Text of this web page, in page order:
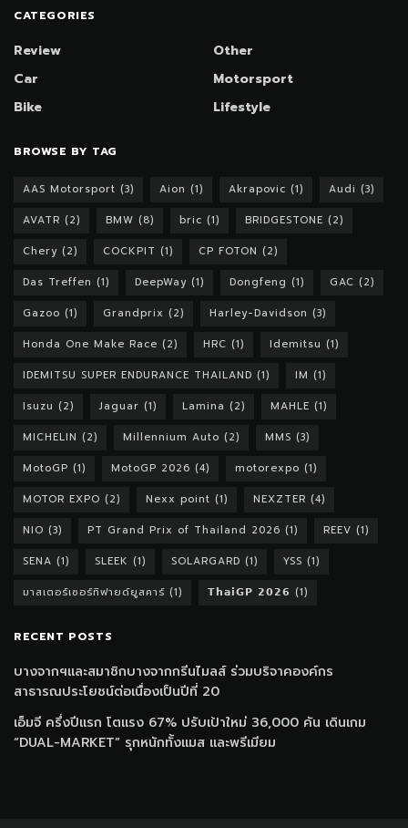
CATEGORIES
Review
Car
Bike
Other
Motorsport
Lifestyle
BROWSE BY TAG
AAS Motorsport (3) Aion (1) Akrapovic (1) Audi (3)
AVATR (2) BMW (8) bric (1) BRIDGESTONE (2)
Chery (2) COCKPIT (1) CP FOTON (2)
Das Treffen (1) DeepWay (1) Dongfeng (1) GAC (2)
Gazoo (1) Grandprix (2) Harley-Davidson (3)
Honda One Make Race (2) HRC (1) Idemitsu (1)
IDEMITSU SUPER ENDURANCE THAILAND (1) IM (1)
Isuzu (2) Jaguar (1) Lamina (2) MAHLE (1)
MICHELIN (2) Millennium Auto (2) MMS (3)
MotoGP (1) MotoGP 2026 (4) motorexpo (1)
MOTOR EXPO (2) Nexx point (1) NEXZTER (4)
NIO (3) PT Grand Prix of Thailand 2026 (1) REEV (1)
SENA (1) SLEEK (1) SOLARGARD (1) YSS (1)
มาสเตอร์เซอร์ทิฟายด์ยูสคาร์ (1) 𝗧𝗵𝗮𝗶𝗚𝗣 𝟮𝟬𝟮𝟲 (1)
RECENT POSTS
บางจากฯและสมาชิกบางจากกรีนไมลส์ ร่วมบริจาคองค์กร
สาธารณประโยชน์ต่อเนื่องเป็นปีที่ 20
เอ็มจี ครึ่งปีแรก โตแรง 67% ปรับเป้าใหม่ 36,000 คัน เดินเกม
“DUAL-MARKET” รุกหนักทั้งแมส และพรีเมียม